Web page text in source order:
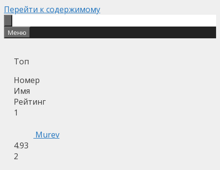
Перейти к содержимому
Меню
Топ
Номер
Имя
Рейтинг
1
Murev
4.93
2